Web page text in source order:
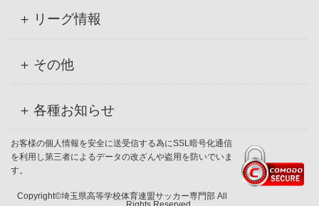
リーグ情報
その他
各種お知らせ
お客様の個人情報を安全に送受信する為にSSL暗号化通信
を利用し第三者によるデータの改ざんや盗用を防いでいま
す。
Copyright©埼玉県高等学校体育連盟サッカー専門部 All